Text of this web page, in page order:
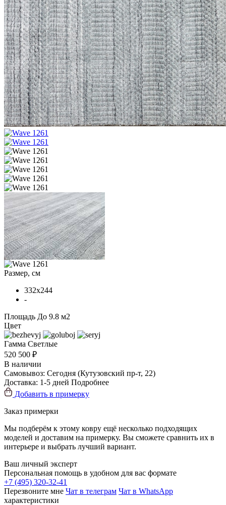
Размер, см
332x244
-
Площадь До 9.8 м2
Цвет
Гамма Светлые
520 500 ₽
В наличии
Самовывоз: Сегодня (Кутузовский пр-т, 22)
Доставка: 1-5 дней Подробнее
Добавить в примерку
Заказ примерки
Мы подберём к этому ковру ещё несколько подходящих
моделей и доставим на примерку. Вы сможете сравнить их в
интерьере и выбрать лучший вариант.
Ваш личный эксперт
Персональная помощь в удобном для вас формате
+7 (495) 320-32-41
Перезвоните мне Чат в телеграм Чат в WhatsApp
характеристики